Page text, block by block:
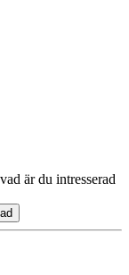
är du intresserad